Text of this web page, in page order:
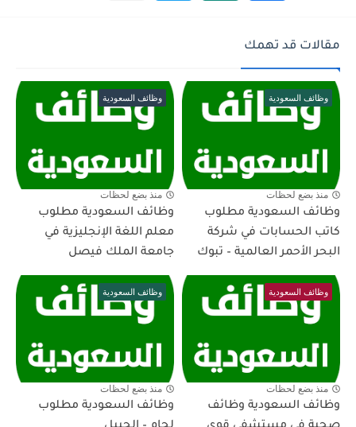
مقالات قد تهمك
وظائف السعودية
منذ بضع لحظات
وظائف السعودية مطلوب
كاتب الحسابات في شركة
البحر الأحمر العالمية – تبوك
وظائف السعودية
منذ بضع لحظات
وظائف السعودية مطلوب
معلم اللغة الإنجليزية في
جامعة الملك فيصل
وظائف السعودية
منذ بضع لحظات
وظائف السعودية وظائف
وظائف السعودية
منذ بضع لحظات
وظائف السعودية مطلوب